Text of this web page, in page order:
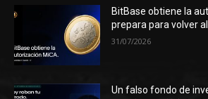
BitBase obtiene la
prepara para volver
31/07/2026
Un falso fondo de